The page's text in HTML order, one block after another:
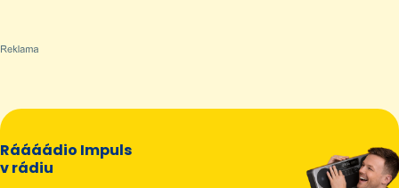
Ráááádio Impuls
v rádiu